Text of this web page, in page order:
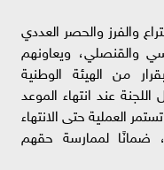
والفرز والحصر العددي
والقنصلي، ويعاونهم
من الهيئة الوطنية
عند انتهاء الموعد
العملية حتى الانتهاء
ضمانًا لممارسة حقهم